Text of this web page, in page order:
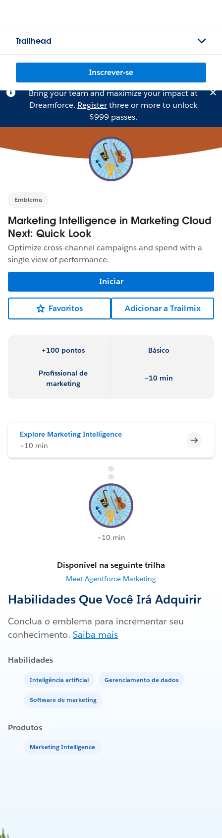
Trailhead
Inscrever-se
Bring your team and maximize your impact at
Dreamforce. Registerthree or more to unlock
$999 passes.
Emblema
Marketing Intelligence in Marketing Cloud
Next: Quick Look
Optimize cross-channel campaigns and spend with a
single view of performance.
Iniciar
Favoritos Adicionar a Trailmix
+100 pontos Básico
Profissional de
marketing
~10 min
Explore Marketing Intelligence
~10 min
~10 min
Disponível na seguinte trilha
Meet Agentforce Marketing
Habilidades Que Você Irá Adquirir
Conclua o emblema para incrementar seu
conhecimento. Saiba mais
Habilidades
Inteligência artificial Gerenciamento de dados
Software de marketing
Produtos
Marketing Intelligence